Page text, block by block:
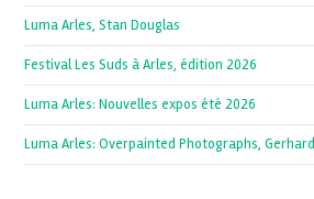
Luma Arles, Stan Douglas
Festival Les Suds à Arles, édition 2026
Luma Arles: Nouvelles expos été 2026
Luma Arles: Overpainted Photographs,